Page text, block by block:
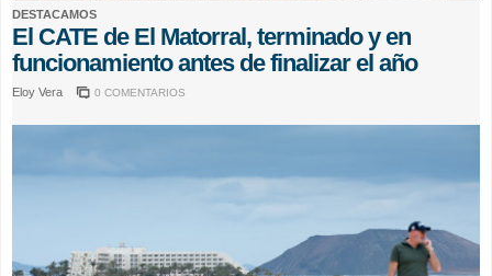
DESTACAMOS
El CATE de El Matorral, terminado y en
funcionamiento antes de finalizar el año
Eloy Vera 0 COMENTARIOS